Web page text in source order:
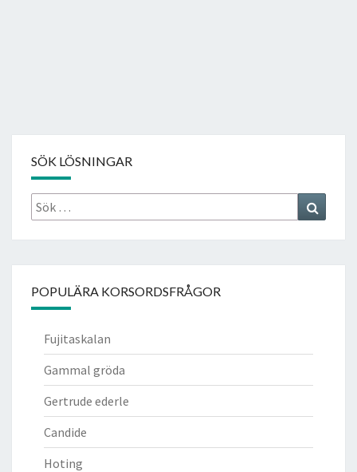
SÖK LÖSNINGAR
Sök
efter:
POPULÄRA KORSORDSFRÅGOR
Fujitaskalan
Gammal gröda
Gertrude ederle
Candide
Hoting